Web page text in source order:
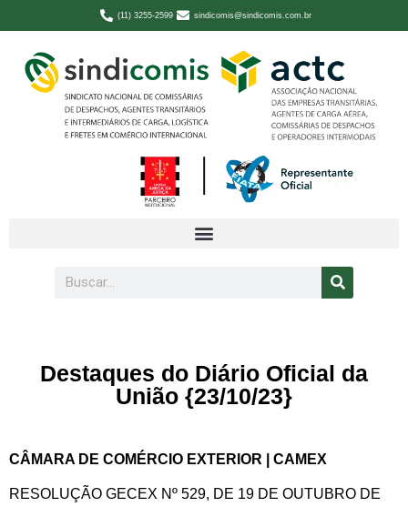
(11) 3255-2599 sindicomis@sindicomis.com.br
Destaques do Diário Oficial da
União {23/10/23}
CÂMARA DE COMÉRCIO EXTERIOR | CAMEX
RESOLUÇÃO GECEX Nº 529, DE 19 DE OUTUBRO DE